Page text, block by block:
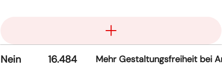
Nein 16.484 Mehr Gestaltungsfreiheit bei